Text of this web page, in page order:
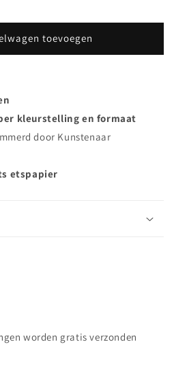
toevoegen
kleurstelling en formaat
door Kunstenaar
etspapier
worden gratis verzonden